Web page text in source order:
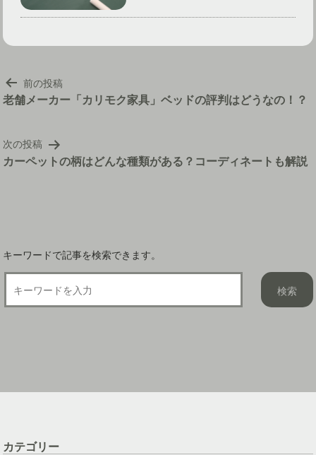
投
稿
ゲ
ー
前の投稿
老舗メーカー「カリモク家具」ベッドの評判はどうなの！？
次の投稿
カーペットの柄はどんな種類がある？コーディネートも解説
キーワードで記事を検索できます。
カテゴリー